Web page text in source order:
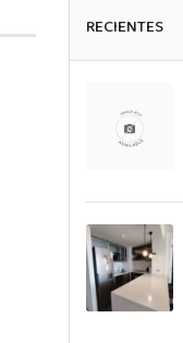
RECIENTES